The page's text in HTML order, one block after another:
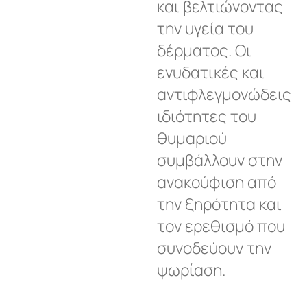
και βελτιώνοντας
την υγεία του
δέρματος. Οι
ενυδατικές και
αντιφλεγμονώδεις
ιδιότητες του
θυμαριού
συμβάλλουν στην
ανακούφιση από
την ξηρότητα και
τον ερεθισμό που
συνοδεύουν την
ψωρίαση.